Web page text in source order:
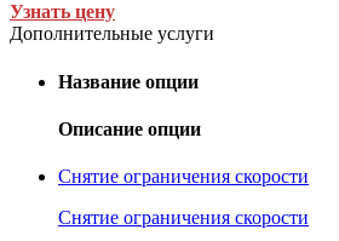
Узнать цену
Дополнительные услуги
Название опции
Описание опции
Снятие ограничения скорости
Снятие ограничения скорости